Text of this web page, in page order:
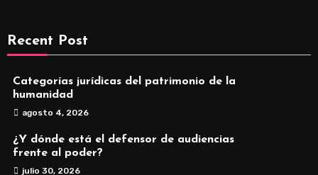
Recent Post
Categorías jurídicas del patrimonio de la
humanidad
agosto 4, 2026
¿Y dónde está el defensor de audiencias
frente al poder?
julio 30, 2026